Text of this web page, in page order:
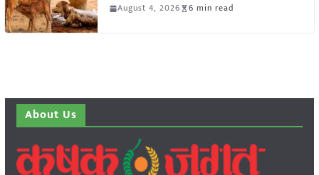
August 4, 2026 6 min read
About Us